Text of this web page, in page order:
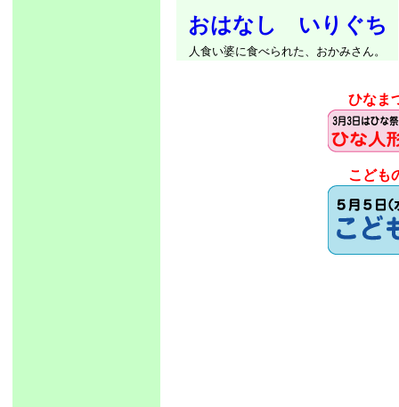
おはなし いりぐち
人食い婆に食べられた、おかみさん。
ひなま
こども